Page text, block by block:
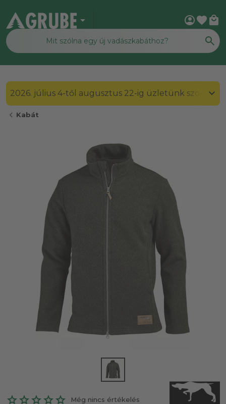
arrow_drop_down account_circlefavorite local_mall
2026. július 4-től augusztus 22-ig üzletünk
chevron_left Kabát
Még nincs értékelés